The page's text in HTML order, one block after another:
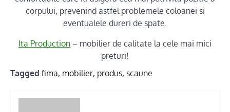
corpului, prevenind astfel problemele coloanei si
eventualele dureri de spate.
Ita Production – mobilier de calitate la cele mai mici
preturi!
Tagged fima, mobilier, produs, scaune